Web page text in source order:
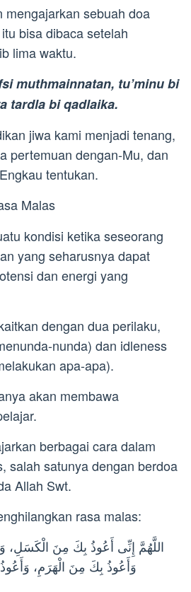
mengajarkan sebuah doa
bisa dibaca setelah
lima waktu.
muthmainnatan, tu’minu bi
tardla bi qadlaika.
jiwa kami menjadi tenang,
pertemuan dengan-Mu, dan
tentukan.
Malas
kondisi ketika seseorang
yang seharusnya dapat
dan energi yang
dengan dua perilaku,
nunda) dan idleness
apa-apa).
akan membawa
berbagai cara dalam
salah satunya dengan berdoa
Allah Swt.
rasa malas:
اللَّهُمَّ إِنِّى أَعُوذُ بِكَ مِنَ الْكَسَلِ،
وَأَعُوذُ بِكَ مِنَ الْهَرَمِ،